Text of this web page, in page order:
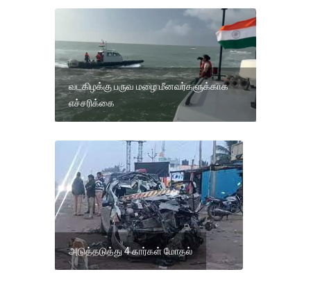
வடகிழக்கு பருவ மழை மீனவர்களுக்காக
எச்சரிக்கை
அடுத்தடுத்து 4 கார்கள் மோதல்